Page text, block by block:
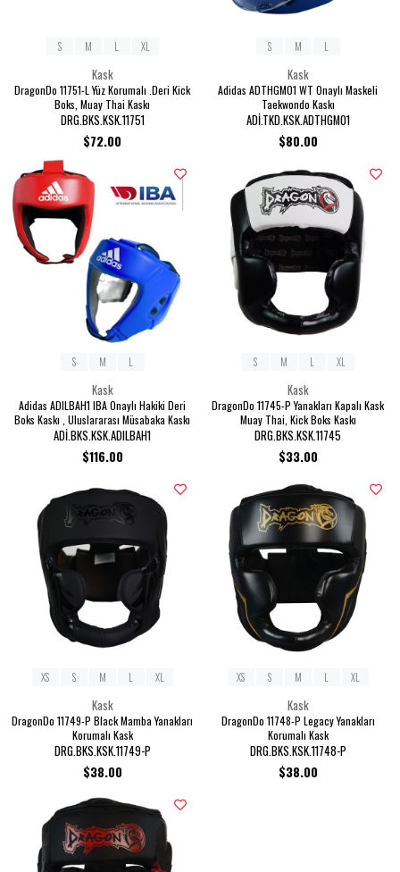
Kask
DragonDo 11751-L Yüz Korumalı .Deri Kick
Boks, Muay Thai Kaskı
DRG.BKS.KSK.11751
$72.00
S M L XL
Kask
Adidas ADTHGM01 WT Onaylı Maskeli
Taekwondo Kaskı
ADİ.TKD.KSK.ADTHGM01
$80.00
S M L
Kask
Adidas ADILBAH1 IBA Onaylı Hakiki Deri
Boks Kaskı , Uluslararası Müsabaka Kaskı
ADİ.BKS.KSK.ADILBAH1
$116.00
S M L
Kask
DragonDo 11745-P Yanakları Kapalı Kask
Muay Thai, Kick Boks Kaskı
DRG.BKS.KSK.11745
$33.00
S M L XL
Kask
DragonDo 11749-P Black Mamba Yanakları
Korumalı Kask
DRG.BKS.KSK.11749-P
$38.00
XS S M L XL
Kask
DragonDo 11748-P Legacy Yanakları
Korumalı Kask
DRG.BKS.KSK.11748-P
$38.00
XS S M L XL